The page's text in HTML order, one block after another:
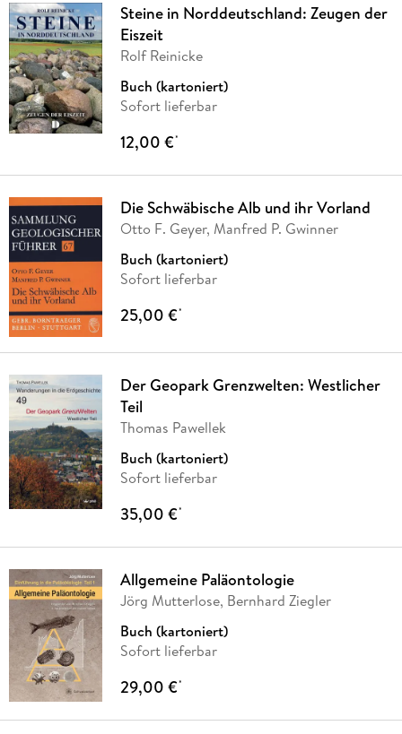
Steine in Norddeutschland: Zeugen der
Eiszeit
Rolf Reinicke
Buch (kartoniert)
Sofort lieferbar
12,00 €*
Die Schwäbische Alb und ihr Vorland
Otto F. Geyer, Manfred P. Gwinner
Buch (kartoniert)
Sofort lieferbar
25,00 €*
Der Geopark Grenzwelten: Westlicher
Teil
Thomas Pawellek
Buch (kartoniert)
Sofort lieferbar
35,00 €*
Allgemeine Paläontologie
Jörg Mutterlose, Bernhard Ziegler
Buch (kartoniert)
Sofort lieferbar
29,00 €*